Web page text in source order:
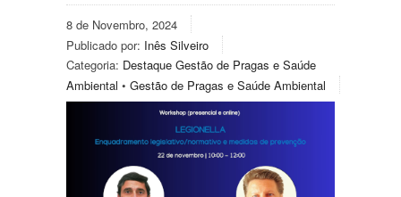
8 de Novembro, 2024
Publicado por: Inês Silveiro
Categoria: Destaque Gestão de Pragas e Saúde
Ambiental • Gestão de Pragas e Saúde Ambiental